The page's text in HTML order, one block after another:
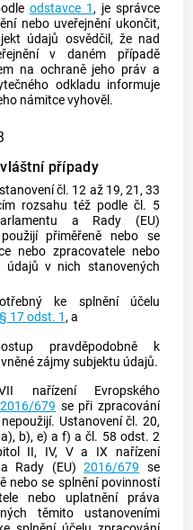
odstavce 1, je správce
nebo uveřejnění ukončit,
údajů osvědčil, že nad
v daném případě
na ochraně jeho práv a
odkladu informuje
námitce vyhověl.
případy
čl. 12 až 19, 21, 33
rozsahu též podle čl. 5
a Rady (EU)
přiměřeně nebo se
nebo zpracovatele nebo
údajů v nich stanovených
ke splnění účelu
§ 17 odst. 1, a
pravděpodobně k
zájmysubjektu údajů.
nařízení Evropského
2016/679 se při zpracování
nepoužijí. Ustanovení čl. 20,
b), e) a f) a čl. 58 odst. 2
II, IV, V a IX nařízení
a Rady (EU)2016/679 se
nebo se splnění povinností
nebo uplatnění práva
těmito ustanoveními